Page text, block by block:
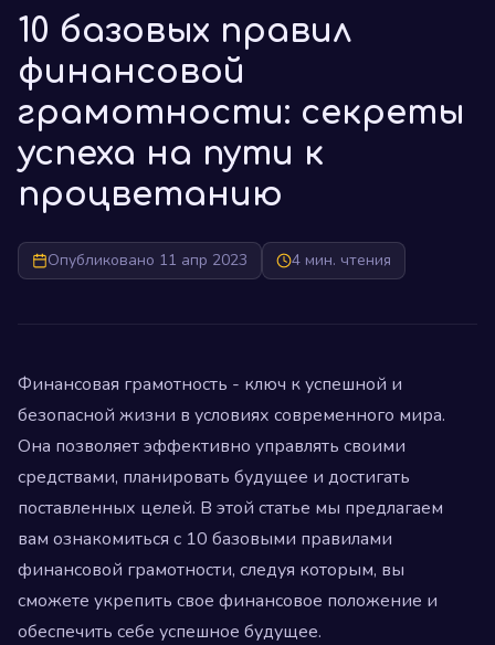
10 базовых правил
финансовой
грамотности: секреты
успеха на пути к
процветанию
Опубликовано 11 апр 2023 4 мин. чтения
Финансовая грамотность - ключ к успешной и
безопасной жизни в условиях современного мира.
Она позволяет эффективно управлять своими
средствами, планировать будущее и достигать
поставленных целей. В этой статье мы предлагаем
вам ознакомиться с 10 базовыми правилами
финансовой грамотности, следуя которым, вы
сможете укрепить свое финансовое положение и
обеспечить себе успешное будущее.